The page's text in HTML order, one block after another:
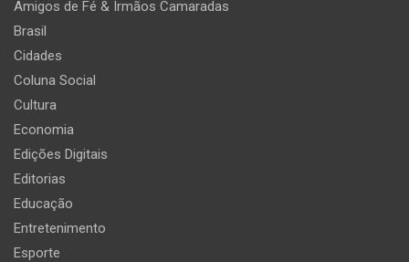
Amigos de Fé & Irmãos Camaradas
Brasil
Cidades
Coluna Social
Cultura
Economia
Edições Digitais
Editorias
Educação
Entretenimento
Esporte